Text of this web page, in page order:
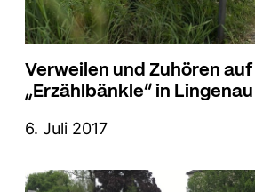
Verweilen und Zuhören
„Erzählbänkle“ in Lingenau
6. Juli 2017